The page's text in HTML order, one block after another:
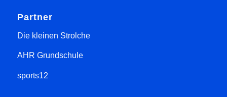
Partner
Die kleinen Strolche
AHR Grundschule
sports12